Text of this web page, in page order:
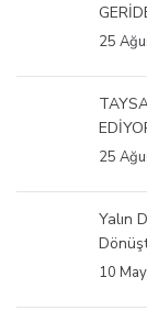
25
25
Yalın
10